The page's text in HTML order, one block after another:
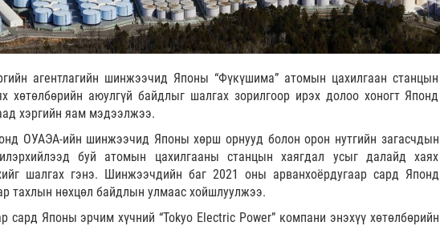
агентлагийн шинжээчид Японы “Фүкүшима” атомын цахилгаан станцын
хөтөлбөрийн аюулгүй байдлыг шалгах зорилгоор ирэх долоо хоногт Японд
хэргийн яам мэдээлжээ.
ОУАЭА-ийн шинжээчид Японы хөрш орнууд болон орон нутгийн загасчдын
буй атомын цахилгааны станцын хаягдал усыг далайд хаях
шалгах гэнэ. Шинжээчдийн баг 2021 оны арванхоёрдугаар сард Японд
тахлын нөхцөл байдлын улмаас хойшлуулжээ.
сард Японы эрчим хүчний “Tokyo Electric Power” компани энэхүү хөтөлбөрийн